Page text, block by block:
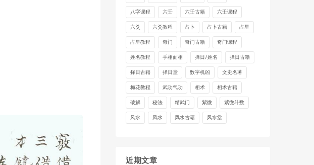
八字课程 六壬 六壬古籍 六壬课程
六爻 六爻教程 占卜 占卜古籍 占星
占星教程 奇门 奇门古籍 奇门课程
姓名教程 手相面相 择日/姓名 择日古籍
择日古籍 择日堂 数字机凶 文史名著
梅花教程 武功气功 相术 相术古籍
破解 秘法 精武门 紫微 紫微斗数
风水 风水 风水古籍 风水堂
近期文章